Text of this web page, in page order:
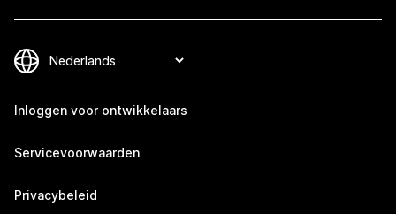
Inloggen voor ontwikkelaars
Servicevoorwaarden
Privacybeleid